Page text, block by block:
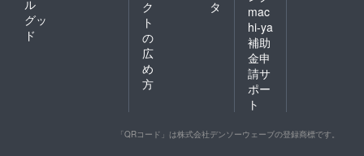
ル
グッ
ド
ク
ト
の
広
め
方
タ
mac
hi-ya
補助
金申
請サ
ポー
ト
「QRコード」は株式会社デンソーウェーブの登録商標です。